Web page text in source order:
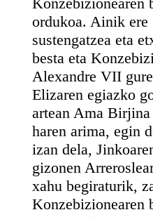
ordukoa. Ainik ere
sustengatzea eta
besta eta
Alexandre VII
Elizaren egiazko
artean Ama
haren arima, egin
izan dela,
gizonen
xahu begiraturik,
Konzebizionearen